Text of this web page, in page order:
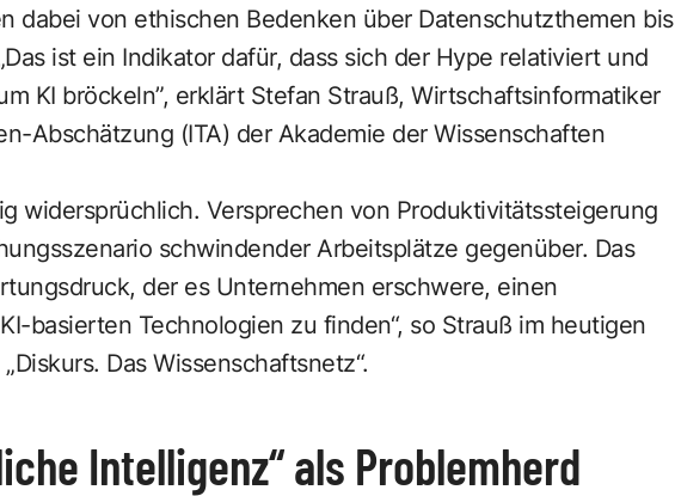
dabei von ethischen Bedenken über Datenschutzthemen bis
ist ein Indikator dafür, dass sich der Hype relativiert und
KI bröckeln”, erklärt Stefan Strauß, Wirtschaftsinformatiker
Abschätzung (ITA) der Akademie der Wissenschaften
widersprüchlich. Versprechen von Produktivitätssteigerung
schwindender Arbeitsplätze gegenüber. Das
der es Unternehmen erschwere, einen
basierten Technologien zu finden“, so Strauß im heutigen
Das Wissenschaftsnetz“.
Intelligenz“ als Problemherd